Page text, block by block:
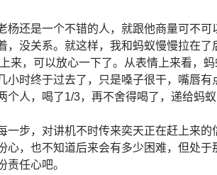
还是一个不错的人，就跟他商量可不可
没关系。就这样，我和蚂蚁慢慢拉在了
来，可以放心一下了。从表情上来看，
时终于过去了，只是嗓子很干，嘴唇有
个人，喝了1/3，再不舍得喝了，递给蚂
步，对讲机不时传来奕天正在赶上来的
，也不知道后来会有多少困难，但处于
任心吧。